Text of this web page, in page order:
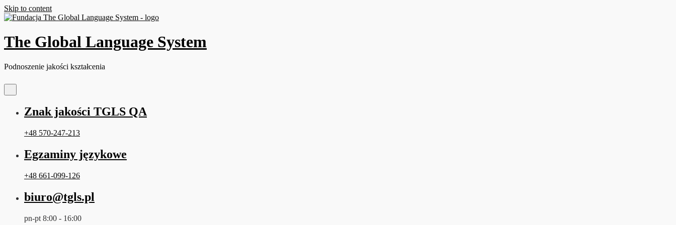
Skip to content
The Global Language System
Podnoszenie jakości kształcenia
Znak jakości TGLS QA
+48 570-247-213
Egzaminy językowe
+48 661-099-126
biuro@tgls.pl
pn-pt 8:00 - 16:00